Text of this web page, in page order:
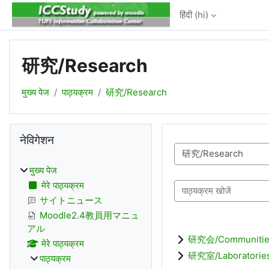
छोड़ कर मुख्य सामग्री पर जाएं
हिंदी ‎(hi)‎
研究/Research
मुख्य पेज पाठ्यक्रम 研究/Research
पाठ्यक्रम वर्ग
पाठ्यक्रम खोजें
研究会/
研究室/
ब्लॉक
नेविगेशन
मुख्य पेज
मेरे पाठ्यक्रम
サイトニュース
Moodle2.4教員用マニュ
アル
मेरे पाठ्यक्रम
पाठ्यक्रम